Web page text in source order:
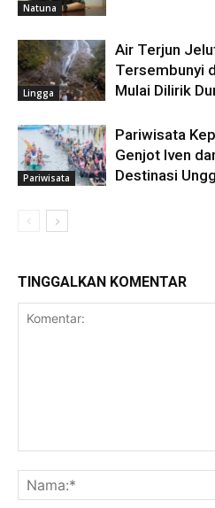
Natuna
Lingga
Air Terjun
Tersembunyi
Mulai Dilirik
Pariwisata
Pariwisata
Genjot Iven
Destinasi
TINGGALKAN KOMENTAR